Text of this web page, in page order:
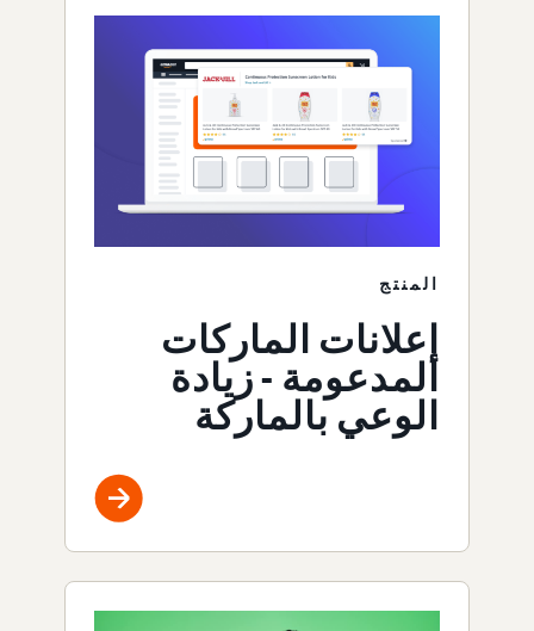
المنتج
إعلانات الماركات
المدعومة - زيادة
الوعي بالماركة